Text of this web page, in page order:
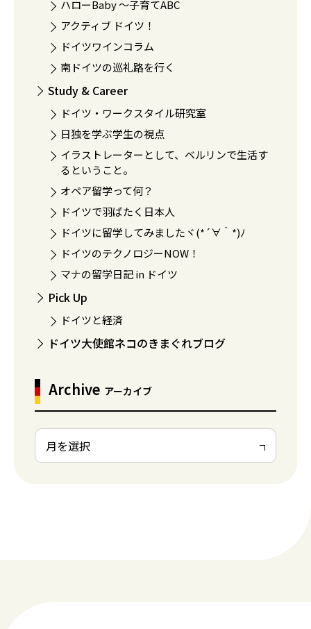
ハローBaby 〜子育てABC
アクティブ ドイツ！
ドイツワインコラム
南ドイツの巡礼路を行く
Study & Career
ドイツ・ワークスタイル研究室
日独を学ぶ学生の視点
イラストレーターとして、ベルリンで生活す
るということ。
オペア留学って何？
ドイツで羽ばたく日本人
ドイツに留学してみましたヾ(*´∀｀*)ﾉ
ドイツのテクノロジーNOW！
マナの留学日記 in ドイツ
Pick Up
ドイツと経済
ドイツ大使館ネコのきまぐれブログ
Archive アーカイブ